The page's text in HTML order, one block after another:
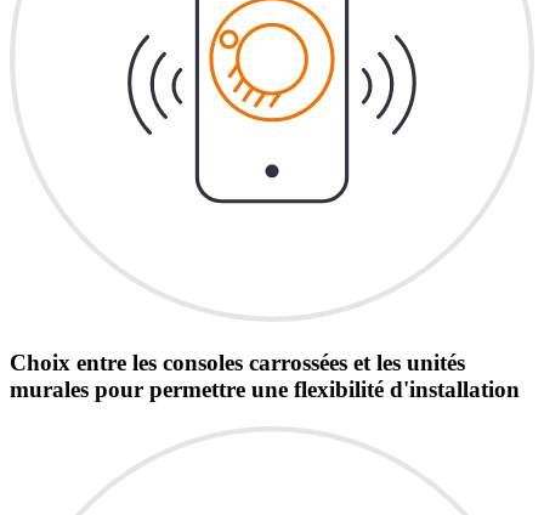
Choix entre les consoles carrossées et les unités
murales pour permettre une flexibilité d'installation